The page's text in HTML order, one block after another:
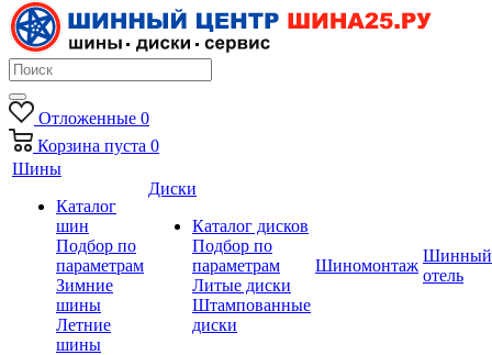
Отложенные 0
Корзина пуста 0
Шины
Каталог
шин
Подбор по
параметрам
Зимние
шины
Летние
шины
Диски
Каталог дисков
Подбор по
параметрам
Литые диски
Штампованные
диски
Шиномонтаж
Шинный
отель